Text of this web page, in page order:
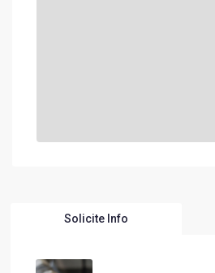
Solicite Info